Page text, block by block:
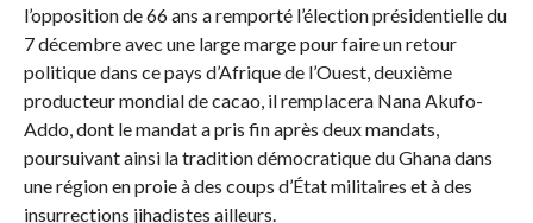
l’opposition de 66 ans a remporté l’élection présidentielle du
7 décembre avec une large marge pour faire un retour
politique dans ce pays d’Afrique de l’Ouest, deuxième
producteur mondial de cacao, il remplacera Nana Akufo-
Addo, dont le mandat a pris fin après deux mandats,
poursuivant ainsi la tradition démocratique du Ghana dans
une région en proie à des coups d’État militaires et à des
insurrections jihadistes ailleurs.